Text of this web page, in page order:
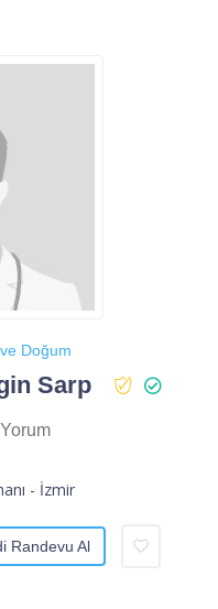
ve Doğum
Sarp
- İzmir
Randevu Al